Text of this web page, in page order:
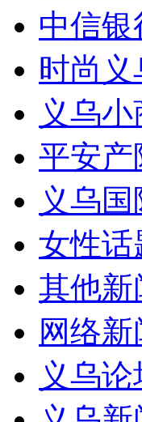
中信银
时尚义
义乌
平安产
义乌
女性话
其他新
网络新
义乌